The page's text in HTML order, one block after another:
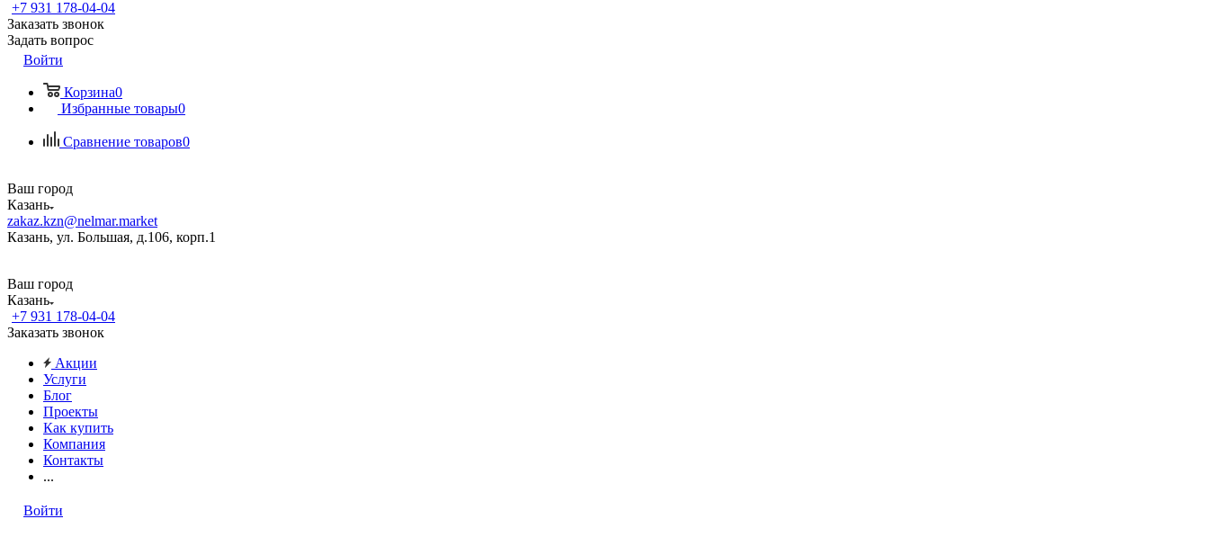
+7 931 178-04-04
Заказать звонок
Задать вопрос
Войти
Корзина0
Избранные товары0
Сравнение товаров0
Ваш город
Казань
zakaz.kzn@nelmar.market
Казань, ул. Большая, д.106, корп.1
Ваш город
Казань
+7 931 178-04-04
Заказать звонок
Акции
Услуги
Блог
Проекты
Как купить
Компания
Контакты
...
Войти